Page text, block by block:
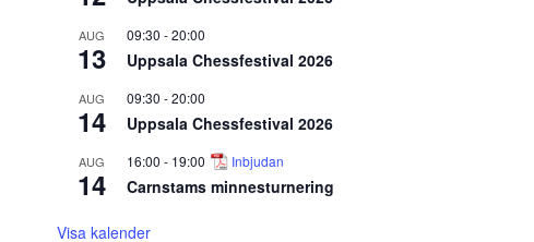
AUG
13
09:30 -20:00
Uppsala Chessfestival 2026
AUG
14
09:30 -20:00
Uppsala Chessfestival 2026
AUG
14
16:00 - 19:00 Inbjudan
Carnstams minnesturnering
Visa kalender